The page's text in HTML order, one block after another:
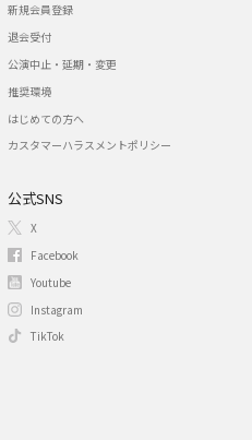
新規会員登録
退会受付
公演中止・延期・変更
推奨環境
はじめての方へ
カスタマーハラスメントポリシー
公式SNS
X
Facebook
Youtube
Instagram
TikTok